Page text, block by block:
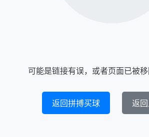
可能是链接有误，或者页面已被移
返回拼搏买球 返